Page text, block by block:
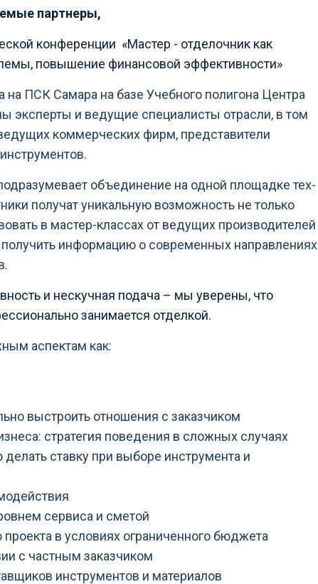
партнеры,
конференции «Мастер - отделочник как
повышение финансовой эффективности»
ПСК Самара на базе Учебного полигона Центра
эксперты и ведущие специалисты отрасли, в том
коммерческих фирм, представители
объединение на одной площадке тех­
получат уникальную возможность не только
в мастер-классах от ведущих производителей
информацию о современных направлениях
и нескучная подача – мы уверены, что
занимается отделкой.
аспектам как:
выстроить отношения с заказчиком
стратегия поведения в сложных случаях
ставку при выборе инструмента и
сервиса и сметой
в условиях ограниченного бюджета
с частным заказчиком
инструментов и материалов